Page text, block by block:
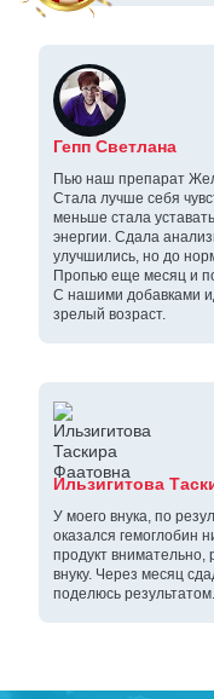
Гепп Светлана
Пью наш препарат
Стала лучше себя
меньше стала
энергии. Сдала
улучшились, но до
Пропью еще месяц и
С нашими добавками
зрелый возраст.
Ильзигитова
У моего внука, по
оказался гемоглобин
продукт внимательно,
внуку. Через месяц
поделюсь результатом.